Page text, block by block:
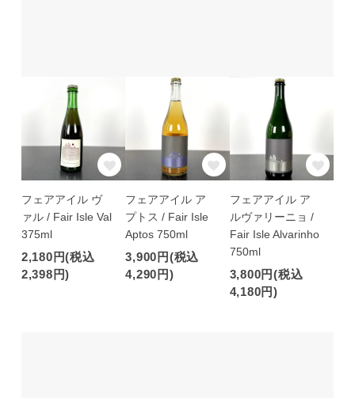
フェアアイル ヴ
ァル / Fair Isle Val
375ml
2,180円(税込
2,398円)
フェアアイル ア
プトス / Fair Isle
Aptos 750ml
3,900円(税込
4,290円)
フェアアイル ア
ルヴァリーニョ /
Fair Isle Alvarinho
750ml
3,800円(税込
4,180円)